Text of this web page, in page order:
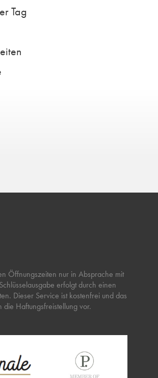
Tag
Öffnungszeiten nur in Absprache mit
erfolgt durch einen
Dieser Service ist kostenfrei und das
die Haftungsfreistellung vor.